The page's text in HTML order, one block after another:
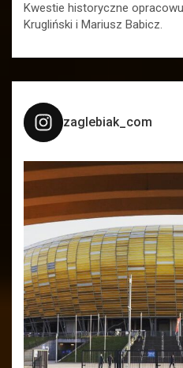
Kwestie historyczne
Krugliński i Mariusz Babicz.
zaglebiak_com